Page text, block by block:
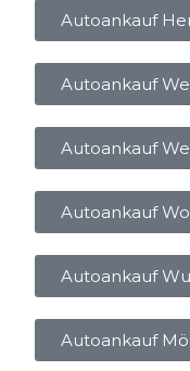
Autoankauf
Autoankauf
Autoankauf
Autoankauf
Autoankauf
Autoankauf